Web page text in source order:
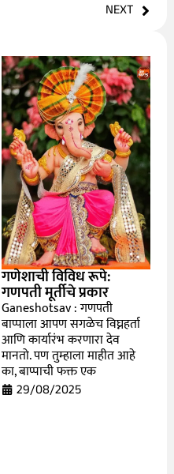
NEXT
गणेशाची विविध रूपे:
गणपती मूर्तीचे प्रकार
Ganeshotsav : गणपती
बाप्पाला आपण सगळेच विघ्नहर्ता
आणि कार्यारंभ करणारा देव
मानतो. पण तुम्हाला माहीत आहे
का, बाप्पाची फक्त एक
29/08/2025